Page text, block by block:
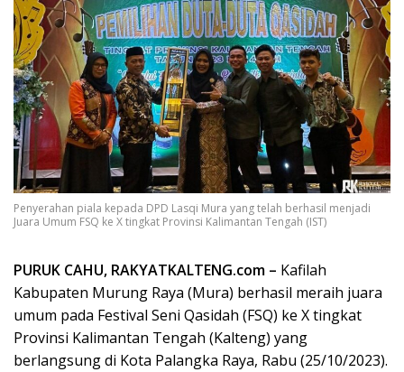
Penyerahan piala kepada DPD Lasqi Mura yang telah berhasil menjadi
Juara Umum FSQ ke X tingkat Provinsi Kalimantan Tengah (IST)
PURUK CAHU, RAKYATKALTENG.com – Kafilah
Kabupaten Murung Raya (Mura) berhasil meraih juara
umum pada Festival Seni Qasidah (FSQ) ke X tingkat
Provinsi Kalimantan Tengah (Kalteng) yang
berlangsung di Kota Palangka Raya, Rabu (25/10/2023).